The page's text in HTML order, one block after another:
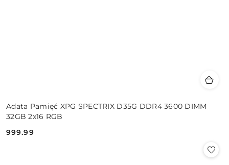
Adata Pamięć XPG SPECTRIX D35G DDR4 3600 DIMM
32GB 2x16 RGB
Cena:
999.99